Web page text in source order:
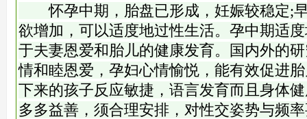
怀孕中期，胎盘已形成，妊娠较稳定;
欲增加，可以适度地过性生活。孕中期适
于夫妻恩爱和胎儿的健康发育。国内外的
情和睦恩爱，孕妇心情愉悦，能有效促进
下来的孩子反应敏捷，语言发育而且身体
多多益善，须合理安排，对性交姿势与频